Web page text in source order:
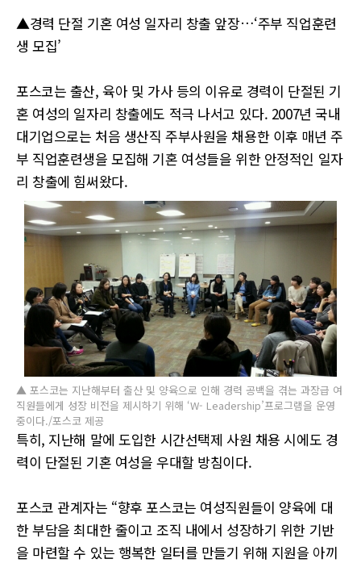
▲경력 단절 기혼 여성 일자리 창출 앞장…‘주부 직업훈련
생 모집’
포스코는 출산, 육아 및 가사 등의 이유로 경력이 단절된 기
혼 여성의 일자리 창출에도 적극 나서고 있다. 2007년 국내
대기업으로는 처음 생산직 주부사원을 채용한 이후 매년 주
부 직업훈련생을 모집해 기혼 여성들을 위한 안정적인 일자
리 창출에 힘써왔다.
▲ 포스코는 지난해부터 출산 및 양육으로 인해 경력 공백을 겪는 과장급 여
직원들에게 성장 비전을 제시하기 위해 ‘W- Leadership’프로그램을 운영
중이다./포스코 제공
특히, 지난해 말에 도입한 시간선택제 사원 채용 시에도 경
력이 단절된 기혼 여성을 우대할 방침이다.
포스코 관계자는 “향후 포스코는 여성직원들이 양육에 대
한 부담을 최대한 줄이고 조직 내에서 성장하기 위한 기반
을 마련할 수 있는 행복한 일터를 만들기 위해 지원을 아끼